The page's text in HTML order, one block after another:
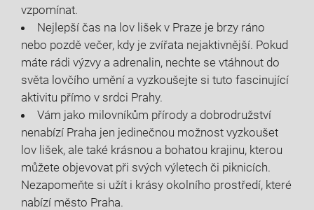
vzpomínat.
Nejlepší čas na lov lišek v Praze je brzy ráno
nebo pozdě večer, kdy je zvířata nejaktivnější. Pokud
máte rádi výzvy a adrenalin, nechte se vtáhnout do
světa lovčího umění a vyzkoušejte si tuto fascinující
aktivitu přímo v srdci Prahy.
Vám jako milovníkům přírody a dobrodružství
nenabízí Praha jen jedinečnou možnost vyzkoušet
lov lišek, ale také krásnou a bohatou krajinu, kterou
můžete objevovat při svých výletech či piknicích.
Nezapomeňte si užít i krásy okolního prostředí, které
nabízí město Praha.